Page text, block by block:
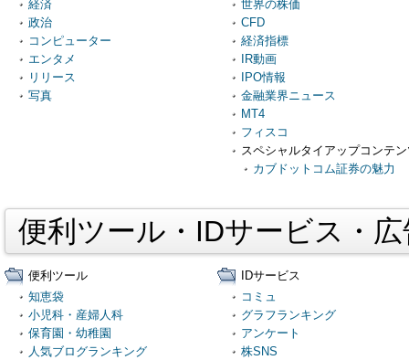
経済
政治
コンピューター
エンタメ
リリース
写真
世界の株価
CFD
経済指標
IR動画
IPO情報
金融業界ニュース
MT4
フィスコ
スペシャルタイアップコンテ
カブドットコム証券の魅力
便利ツール・IDサービス・
便利ツール
知恵袋
小児科・産婦人科
保育園・幼稚園
人気ブログランキング
IDサービス
コミュ
グラフランキング
アンケート
株SNS